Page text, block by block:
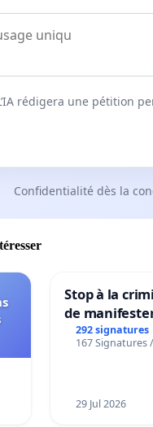
rédigera une pétition
Confidentialité dès la
Stop à la
de
292 signatures
167 Signatures
29 Jul 2026